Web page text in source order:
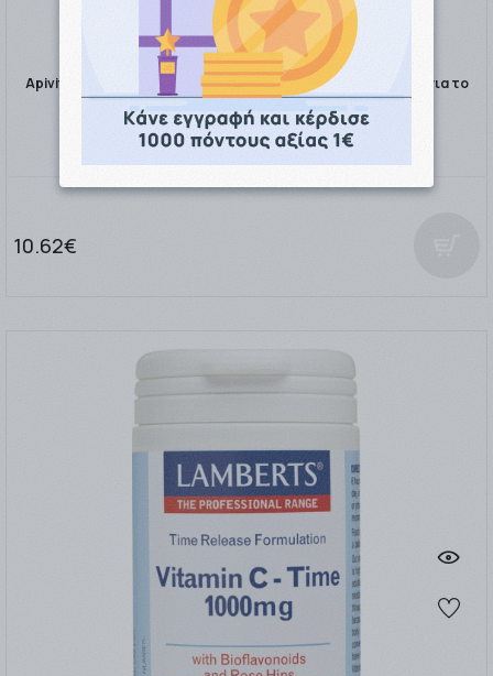
Apivita Propolis Παιδικό Βιολογικό Σιρόπι με Μέλι & Θυμάρι για το
Βήχα & τον Ερε …
10.62€